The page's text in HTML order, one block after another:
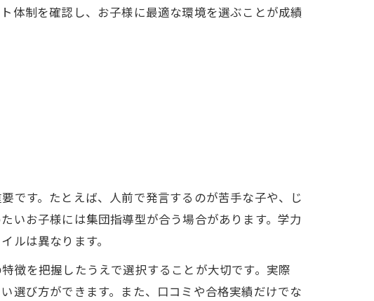
体制を確認し、お子様に最適な環境を選ぶことが成績
です。たとえば、人前で発言するのが苦手な子や、じ
いお子様には集団指導型が合う場合があります。学力
ルは異なります。
徴を把握したうえで選択することが大切です。実際
選び方ができます。また、口コミや合格実績だけでな